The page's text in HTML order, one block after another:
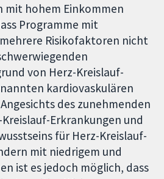
mit hohem Einkommen
Programme mit
Risikofaktoren nicht
von Herz-Kreislauf-
kardiovaskulären
des zunehmenden
Erkrankungen und
für Herz-Kreislauf-
mit niedrigem und
ist es jedoch möglich, dass